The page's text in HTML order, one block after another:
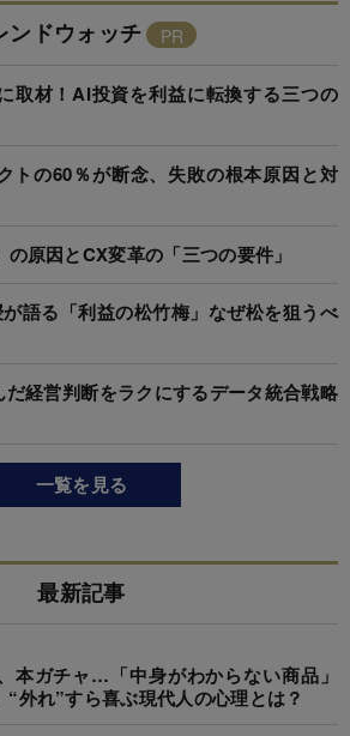
ンドウォッチ
取材！AI投資を利益に転換する三つの
トの60％が断念、失敗の根本原因と対
原因とCX変革の「三つの要件」
語る「利益の松竹梅」なぜ松を狙うべ
経営判断をラクにするデータ統合戦略
一覧を見る
最新記事
本ガチャ…「中身がわからない商品」
外れ”すら喜ぶ現代人の心理とは？